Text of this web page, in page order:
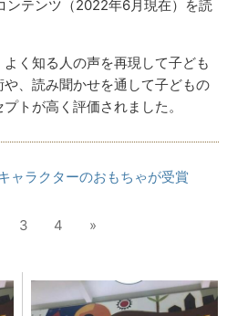
ンテンツ（2022年6月現在）を読
く知る人の声を再現して子ども
、読み聞かせを通して子どもの
トが高く評価されました。
ャラクターのおもちゃが受賞
3 4 »